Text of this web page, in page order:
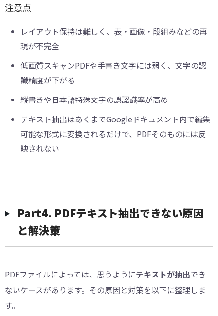
注意点
レイアウト保持は難しく、表・画像・段組みなどの再
現が不完全
低画質スキャンPDFや手書き文字には弱く、文字の認
識精度が下がる
縦書きや日本語特殊文字の誤認識率が高め
テキスト抽出はあくまでGoogleドキュメント内で編集
可能な形式に変換されるだけで、PDFそのものには反
映されない
︎Part4. PDFテキスト抽出できない原因
と解決策
PDFファイルによっては、思うようにテキストが抽出でき
ないケースがあります。その原因と対策を以下に整理しま
す。